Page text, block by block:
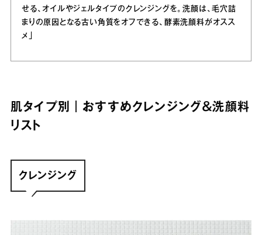
せる、オイルやジェルタイプのクレンジングを。洗顔は、毛穴詰
まりの原因となる古い角質をオフできる、酵素洗顔料がオスス
メ」
肌タイプ別｜おすすめクレンジング＆洗顔料
リスト
クレンジング